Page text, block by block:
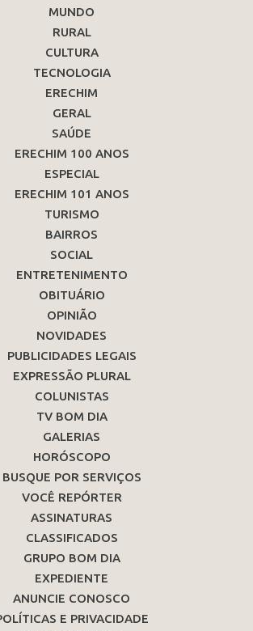
MUNDO
RURAL
CULTURA
TECNOLOGIA
ERECHIM
GERAL
SAÚDE
ERECHIM 100 ANOS
ESPECIAL
ERECHIM 101 ANOS
TURISMO
BAIRROS
SOCIAL
ENTRETENIMENTO
OBITUÁRIO
OPINIÃO
NOVIDADES
PUBLICIDADES LEGAIS
EXPRESSÃO PLURAL
COLUNISTAS
TV BOM DIA
GALERIAS
HORÓSCOPO
BUSQUE POR SERVIÇOS
VOCÊ REPÓRTER
ASSINATURAS
CLASSIFICADOS
GRUPO BOM DIA
EXPEDIENTE
ANUNCIE CONOSCO
E PRIVACIDADE